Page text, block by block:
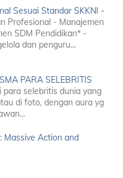
Sesuai Standar SKKNI -
Profesional - Manajemen
SDM Pendidikan* -
dan penguru...
PARA SELEBRITIS
selebritis dunia yang
di foto, dengan aura yg
Massive Action and